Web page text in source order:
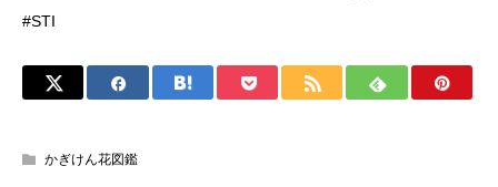
#STI
かぎけん花図鑑